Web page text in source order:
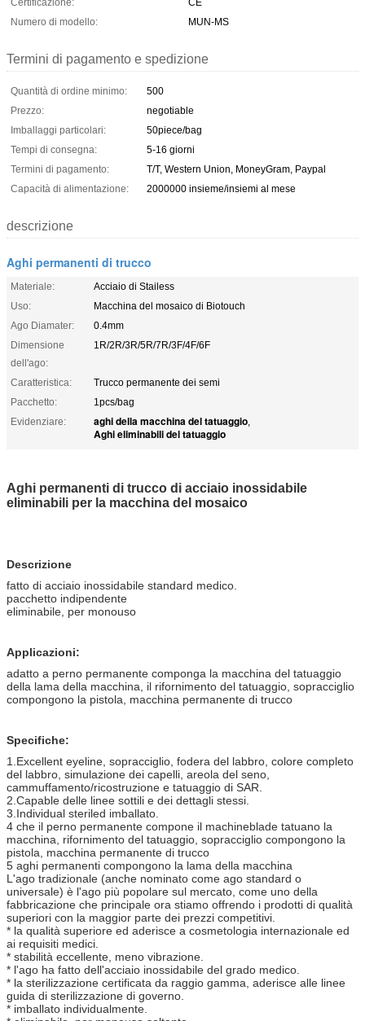
Certificazione:
CE
Numero di modello:
MUN-MS
Termini di pagamento e spedizione
Quantità di ordine minimo:
500
Prezzo:
negotiable
Imballaggi particolari:
50piece/bag
Tempi di consegna:
5-16 giorni
Termini di pagamento:
T/T, Western Union, MoneyGram, Paypal
Capacità di alimentazione:
2000000 insieme/insiemi al mese
descrizione
Aghi permanenti di trucco
Materiale:
Acciaio di Stailess
Uso:
Macchina del mosaico di Biotouch
Ago Diamater:
0.4mm
Dimensione
dell'ago:
1R/2R/3R/5R/7R/3F/4F/6F
Caratteristica:
Trucco permanente dei semi
Pacchetto:
1pcs/bag
Evidenziare:
aghi della macchina del tatuaggio,
Aghi eliminabili del tatuaggio
Aghi permanenti di trucco di acciaio inossidabile
eliminabili per la macchina del mosaico
Descrizione
fatto di acciaio inossidabile standard medico.
pacchetto indipendente
eliminabile, per monouso
Applicazioni:
adatto a perno permanente componga la macchina del tatuaggio
della lama della macchina, il rifornimento del tatuaggio, sopracciglio
compongono la pistola, macchina permanente di trucco
Specifiche:
1.Excellent eyeline, sopracciglio, fodera del labbro, colore completo
del labbro, simulazione dei capelli, areola del seno,
cammuffamento/ricostruzione e tatuaggio di SAR.
2.Capable delle linee sottili e dei dettagli stessi.
3.Individual steriled imballato.
4 che il perno permanente compone il machineblade tatuano la
macchina, rifornimento del tatuaggio, sopracciglio compongono la
pistola, macchina permanente di trucco
5 aghi permanenti compongono la lama della macchina
L'ago tradizionale (anche nominato come ago standard o
universale) è l'ago più popolare sul mercato, come uno della
fabbricazione che principale ora stiamo offrendo i prodotti di qualità
superiori con la maggior parte dei prezzi competitivi.
* la qualità superiore ed aderisce a cosmetologia internazionale ed
ai requisiti medici.
* stabilità eccellente, meno vibrazione.
* l'ago ha fatto dell'acciaio inossidabile del grado medico.
* la sterilizzazione certificata da raggio gamma, aderisce alle linee
guida di sterilizzazione di governo.
* imballato individualmente.